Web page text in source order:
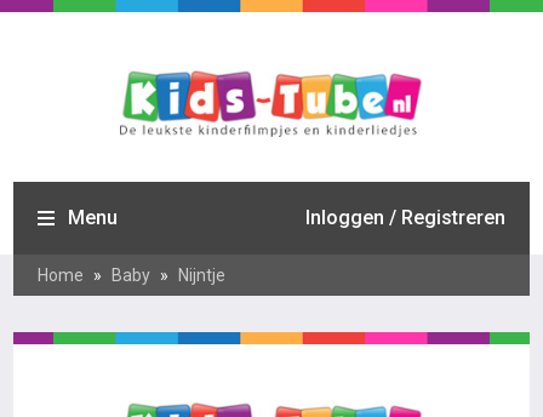
Menu Inloggen / Registreren
Home » Baby » Nijntje